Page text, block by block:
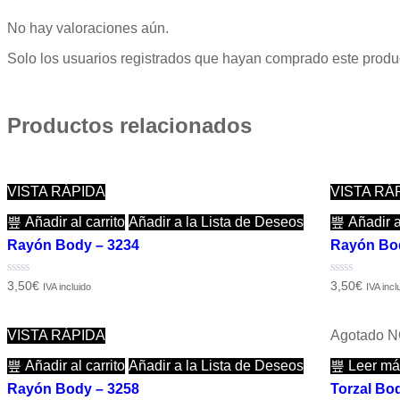
No hay valoraciones aún.
Solo los usuarios registrados que hayan comprado este
Productos relacionados
VISTA RÁPIDA
Añadir al carrito Añadir a la Lista de Deseos
Rayón Body – 3234
Valorado
5
3,50€ IVA incluido
VISTA
Añadir
Rayón
Valorado
5
3,50€ IVA
VISTA RÁPIDA
Añadir al carrito Añadir a la Lista de Deseos
Rayón Body – 3258
Agotado
Leer
Torzal